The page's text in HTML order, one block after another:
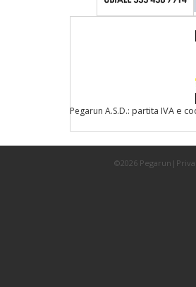
Pegarun A.S.D.: partita IVA e
©2026 Pegarun|